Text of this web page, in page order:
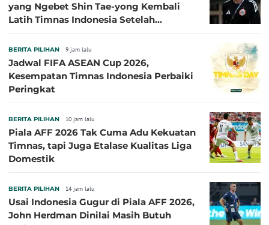
yang Ngebet Shin Tae-yong Kembali
Latih Timnas Indonesia Setelah
BERITA PILIHAN 9 jam lalu
Jadwal FIFA ASEAN Cup 2026,
Kesempatan Timnas Indonesia Perbaiki
Peringkat
BERITA PILIHAN 10 jam lalu
Piala AFF 2026 Tak Cuma Adu Kekuatan
Timnas, tapi Juga Etalase Kualitas Liga
Domestik
BERITA PILIHAN 14 jam lalu
Usai Indonesia Gugur di Piala AFF 2026,
John Herdman Dinilai Masih Butuh